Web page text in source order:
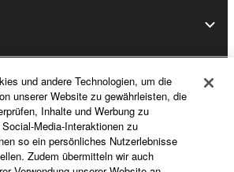
Music ID“
und andere Technologien, um die
unserer Website zu gewährleisten, die
Inhalte und Werbung zu
Media-Interaktionen zu
so ein persönliches Nutzerlebnisse
Zudem übermitteln wir auch